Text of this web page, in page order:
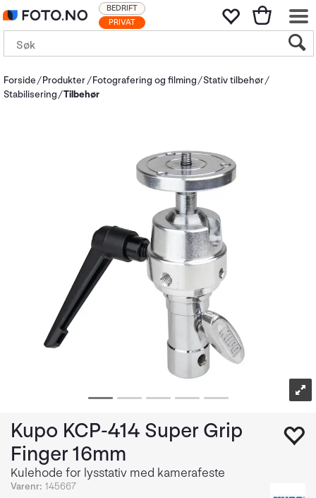
PRIVAT
BEDRIFT
Forside Produkter Fotografering og filming Stativ tilbehør
Stabilisering
Tilbehør
Kupo KCP-414 Super Grip
Finger 16mm
Kulehode for lysstativ med kamerafeste
Varenr: 145667